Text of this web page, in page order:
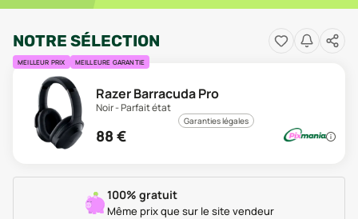
NOTRE SÉLECTION
MEILLEUR PRIX MEILLEURE GARANTIE
Razer Barracuda Pro
Noir - Parfait état
Garanties légales
88 €
100% gratuit
Même prix que sur le site vendeur